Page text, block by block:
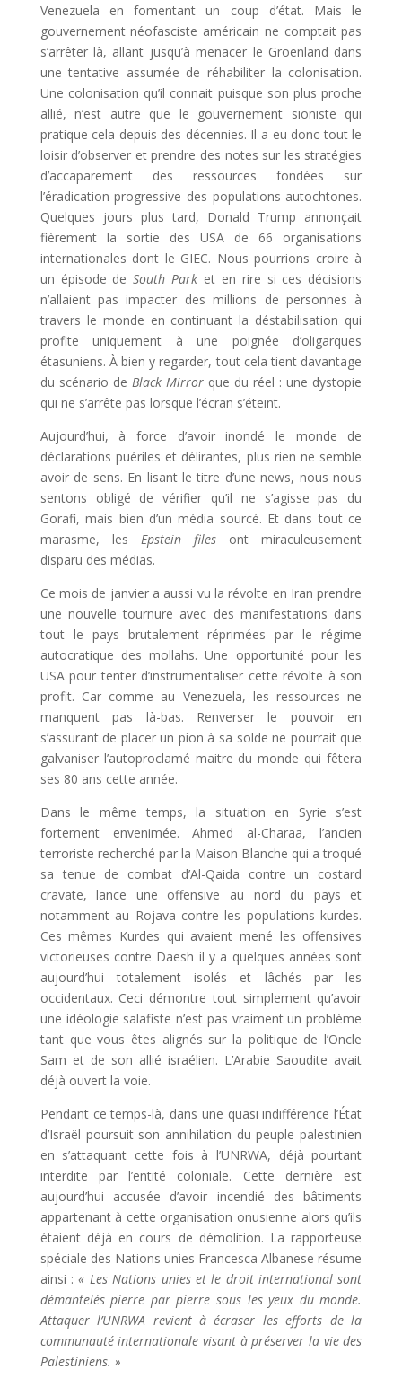
Venezuela en fomentant un coup d’état. Mais le
gouvernement néofasciste américain ne comptait pas
s’arrêter là, allant jusqu’à menacer le Groenland dans
une tentative assumée de réhabiliter la colonisation.
Une colonisation qu’il connait puisque son plus proche
allié, n’est autre que le gouvernement sioniste qui
pratique cela depuis des décennies. Il a eu donc tout le
loisir d’observer et prendre des notes sur les stratégies
d’accaparement des ressources fondées sur
l’éradication progressive des populations autochtones.
Quelques jours plus tard, Donald Trump annonçait
fièrement la sortie des USA de 66 organisations
internationales dont le GIEC. Nous pourrions croire à
un épisode deSouth Park et en rire si ces décisions
n’allaient pas impacter des millions de personnes à
travers le monde en continuant la déstabilisation qui
profite uniquement à une poignée d’oligarques
étasuniens. À bien y regarder, tout cela tient davantage
du scénario de Black Mirrorque du réel : une dystopie
qui ne s’arrête pas lorsque l’écran s’éteint.
Aujourd’hui, à force d’avoir inondé le monde de
déclarations puériles et délirantes, plus rien ne semble
avoir de sens. En lisant le titre d’une news, nous nous
sentons obligé de vérifier qu’il ne s’agisse pas du
Gorafi, mais bien d’un média sourcé. Et dans tout ce
marasme, les Epstein files ont miraculeusement
disparu des médias.
Ce mois de janvier a aussi vu la révolte en Iran prendre
une nouvelle tournure avec des manifestations dans
tout le pays brutalement réprimées par le régime
autocratique des mollahs. Une opportunité pour les
USA pour tenter d’instrumentaliser cette révolte à son
profit. Car comme au Venezuela, les ressources ne
manquent pas là-bas. Renverser le pouvoir en
s’assurant de placer un pion à sa solde ne pourrait que
galvaniser l’autoproclamé maitre du monde qui fêtera
ses 80 ans cette année.
Dans le même temps, la situation en Syrie s’est
fortement envenimée. Ahmed al-Charaa, l’ancien
terroriste recherché par la Maison Blanche qui a troqué
sa tenue de combat d’Al-Qaida contre un costard
cravate, lance une offensive au nord du pays et
notamment au Rojava contre les populations kurdes.
Ces mêmes Kurdes qui avaient mené les offensives
victorieuses contre Daesh il y a quelques années sont
aujourd’hui totalement isolés et lâchés par les
occidentaux. Ceci démontre tout simplement qu’avoir
une idéologie salafiste n’est pas vraiment un problème
tant que vous êtes alignés sur la politique de l’Oncle
Sam et de son allié israélien. L’Arabie Saoudite avait
déjà ouvert la voie.
Pendant ce temps-là, dans une quasi indifférence l’État
d’Israël poursuit son annihilation du peuple palestinien
en s’attaquant cette fois à l’UNRWA, déjà pourtant
interdite par l’entité coloniale. Cette dernière est
aujourd’hui accusée d’avoir incendié des bâtiments
appartenant à cette organisation onusienne alors qu’ils
étaient déjà en cours de démolition. La rapporteuse
spéciale des Nations unies Francesca Albanese résume
ainsi :« Les Nations unies et le droit international sont
démantelés pierre par pierre sous les yeux du monde.
Attaquer l’UNRWA revient à écraser les efforts de la
communauté internationale visant à préserver la vie des
Palestiniens. »